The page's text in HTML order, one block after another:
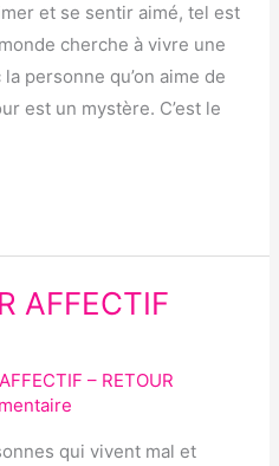
et se sentir aimé, tel est
cherche à vivre une
personne qu’on aime de
est un mystère. C’est le
AFFECTIF
– RETOUR
qui vivent mal et